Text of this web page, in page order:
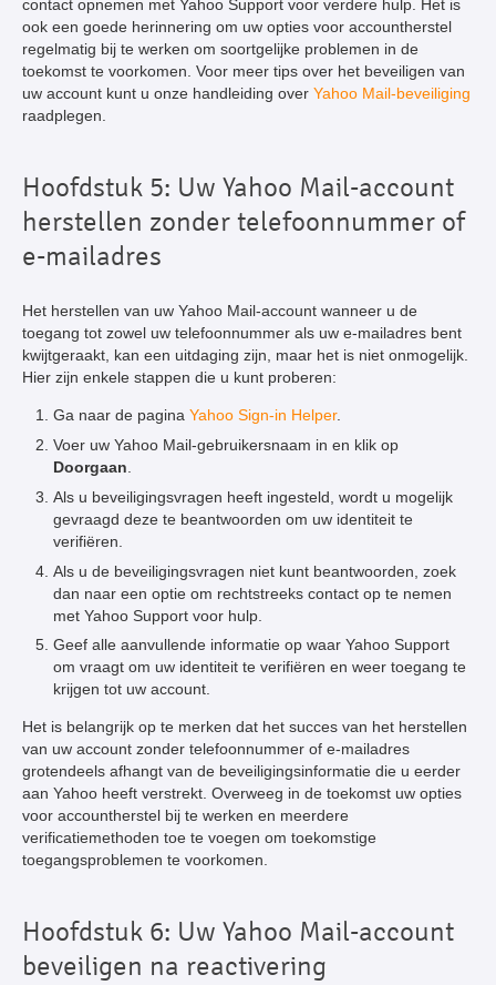
contact opnemen met Yahoo Support voor verdere hulp. Het is
ook een goede herinnering om uw opties voor accountherstel
regelmatig bij te werken om soortgelijke problemen in de
toekomst te voorkomen. Voor meer tips over het beveiligen van
uw account kunt u onze handleiding over Yahoo Mail-beveiliging
raadplegen.
Hoofdstuk 5: Uw Yahoo Mail-account
herstellen zonder telefoonnummer of
e-mailadres
Het herstellen van uw Yahoo Mail-account wanneer u de
toegang tot zowel uw telefoonnummer als uw e-mailadres bent
kwijtgeraakt, kan een uitdaging zijn, maar het is niet onmogelijk.
Hier zijn enkele stappen die u kunt proberen:
Ga naar de pagina Yahoo Sign-in Helper.
Voer uw Yahoo Mail-gebruikersnaam in en klik op
Doorgaan
Als u beveiligingsvragen heeft ingesteld, wordt u mogelijk
gevraagd deze te beantwoorden om uw identiteit te
verifiëren.
Als u de beveiligingsvragen niet kunt beantwoorden, zoek
dan naar een optie om rechtstreeks contact op te nemen
met Yahoo Support voor hulp.
Geef alle aanvullende informatie op waar Yahoo Support
om vraagt om uw identiteit te verifiëren en weer toegang te
krijgen tot uw account.
Het is belangrijk op te merken dat het succes van het herstellen
van uw account zonder telefoonnummer of e-mailadres
grotendeels afhangt van de beveiligingsinformatie die u eerder
aan Yahoo heeft verstrekt. Overweeg in de toekomst uw opties
voor accountherstel bij te werken en meerdere
verificatiemethoden toe te voegen om toekomstige
toegangsproblemen te voorkomen.
Hoofdstuk 6: Uw Yahoo Mail-account
beveiligen na reactivering